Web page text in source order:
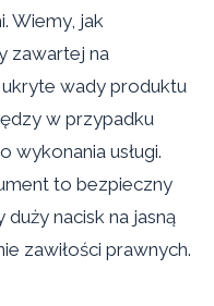
Wiemy, jak
zawartej na
wady produktu
w przypadku
wykonania usługi.
to bezpieczny
nacisk na jasną
zawiłości prawnych.